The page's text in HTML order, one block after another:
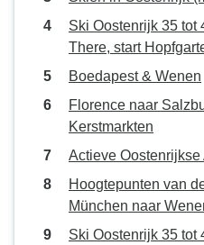
Ski Oostenrijk 35 tot
There, start
Boedapest & Wenen
Florence naar
Kerstmarkten
Actieve Oostenrijkse
Hoogtepunten van
München naar
Ski Oostenrijk 35 tot